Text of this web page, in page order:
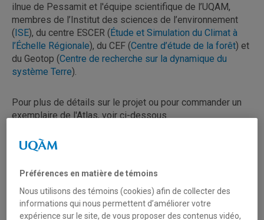
ilnue de Pessamit et l'équipe scientifique de l’UQAM,
membres de l’Institut des sciences de l’environnement
(ISE), du centre ESCER (Étude et Simulation du Climat à
l’Échelle Régionale), du CEF (Centre d’étude de la forêt) et
du Geotop (Centre de recherche sur la dynamique du
système Terre).
Pour plus de détails sur le projet ou pour commander un
exemplaire de l'Atlas, voir ci-dessous.
Préférences en matière de témoins
Nous utilisons des témoins (cookies) afin de collecter des
informations qui nous permettent d’améliorer votre
expérience sur le site, de vous proposer des contenus vidéo,